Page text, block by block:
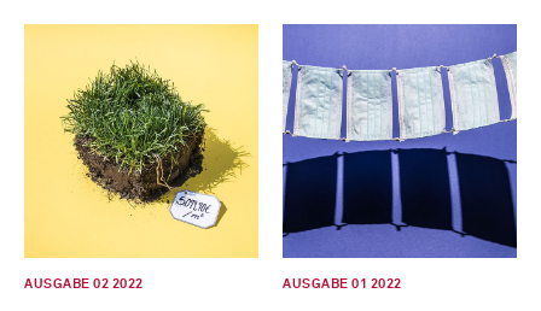
AUSGABE 02 2022 AUSGABE 01 2022